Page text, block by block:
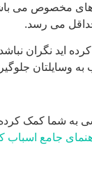
مخصوص می باشد
می رسد.
اید نگران
وسایلتان
به شما کمک
جامع